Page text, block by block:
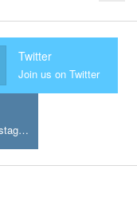
Twitter
Join us on Twitter
Join us on Instagram